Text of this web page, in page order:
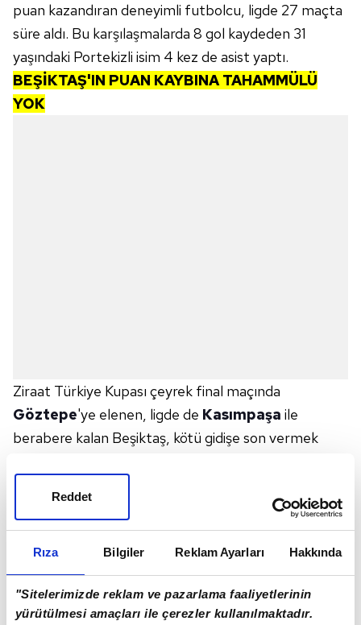
Rıza Bilgiler Reklam Ayarları Hakkında
"Sitelerimizde reklam ve pazarlama faaliyetlerinin
yürütülmesi amaçları ile çerezler kullanılmaktadır.
Reddet
puan kazandıran deneyimli futbolcu, ligde 27 maçta
süre aldı. Bu karşılaşmalarda 8 gol kaydeden 31
yaşındaki Portekizli isim 4 kez de asist yaptı.
BEŞİKTAŞ'IN PUAN KAYBINA TAHAMMÜLÜ
YOK
Ziraat Türkiye Kupası çeyrek final maçında
Göztepe'ye elenen, ligde de Kasımpaşa ile
berabere kalan Beşiktaş, kötü gidişe son vermek
7 FUTBOLCU GÖREV ALAMIYOR
Siyah-beyazlı takımda toplam 7 futbolcu görev
alamıyor. Tedavileri devam eden savunma oyuncuları
Felix Uduokhai, Emirhan Topçu ve Bakhtiyor